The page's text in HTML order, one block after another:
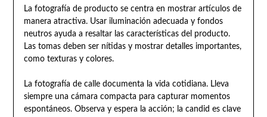
La fotografía de producto se centra en mostrar artículos de
manera atractiva. Usar iluminación adecuada y fondos
neutros ayuda a resaltar las características del producto.
Las tomas deben ser nítidas y mostrar detalles importantes,
como texturas y colores.
La fotografía de calle documenta la vida cotidiana. Lleva
siempre una cámara compacta para capturar momentos
espontáneos. Observa y espera la acción; la candid es clave